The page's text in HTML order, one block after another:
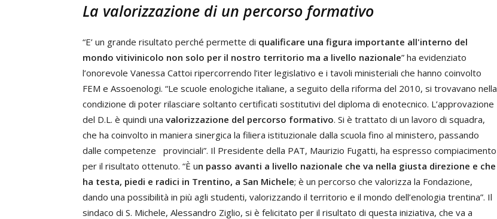
La valorizzazione di un percorso formativo
“E’ un grande risultato perché permette di qualificare una figura importante all'interno del
mondo vitivinicolo non solo per il nostro territorio ma a livello nazionale” ha evidenziato
l’onorevole Vanessa Cattoi ripercorrendo l’iter legislativo e i tavoli ministeriali che hanno coinvolto
FEM e Assoenologi. “Le scuole enologiche italiane, a seguito della riforma del 2010, si trovavano nella
condizione di poter rilasciare soltanto certificati sostitutivi del diploma di enotecnico. L’approvazione
del D.L. è quindi una valorizzazione del percorso formativo. Si è trattato di un lavoro di squadra,
che ha coinvolto in maniera sinergica la filiera istituzionale dalla scuola fino al ministero, passando
dalle competenze provinciali”. Il Presidente della PAT, Maurizio Fugatti, ha espresso compiacimento
per il risultato ottenuto. “È un passo avanti a livello nazionale che va nella giusta direzione e che
ha testa, piedi e radici in Trentino, a San Michele; è un percorso che valorizza la Fondazione,
dando una possibilità in più agli studenti, valorizzando il territorio e il mondo dell’enologia trentina”. Il
sindaco di S. Michele, Alessandro Ziglio, si è felicitato per il risultato di questa iniziativa, che va a